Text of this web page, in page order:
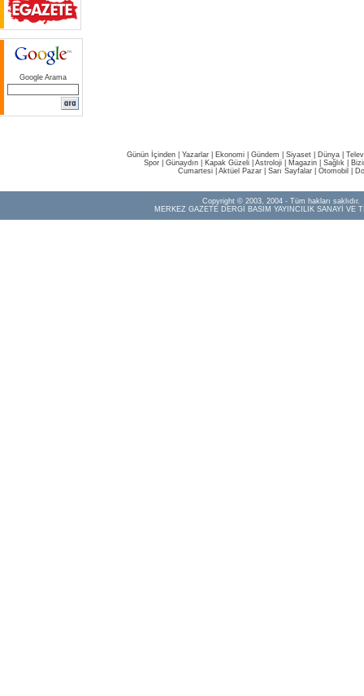
Google Arama
Günün İçinden Yazarlar Ekonomi Gündem Siyaset Dünya |
Spor
Günaydın Kapak Güzeli Astroloji Magazin Sağlık
Cumartesi| Aktüel Pazar| Sarı Sayfalar| Otomobil
Copyright © 2003, 2004 - Tüm hakları saklıdır.
MERKEZ GAZETE DERGİ BASIM YAYINCILIK SANAYİ VE